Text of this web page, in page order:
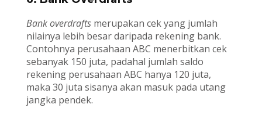
Bank overdraftsmerupakan cek yang jumlah
nilainya lebih besar daripada rekening bank.
Contohnya perusahaan ABC menerbitkan cek
sebanyak 150 juta, padahal jumlah saldo
rekening perusahaan ABC hanya 120 juta,
maka 30 juta sisanya akan masuk pada utang
jangka pendek.